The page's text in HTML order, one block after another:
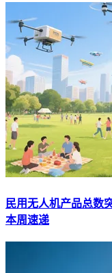
民用无人机产品总数
本周速递